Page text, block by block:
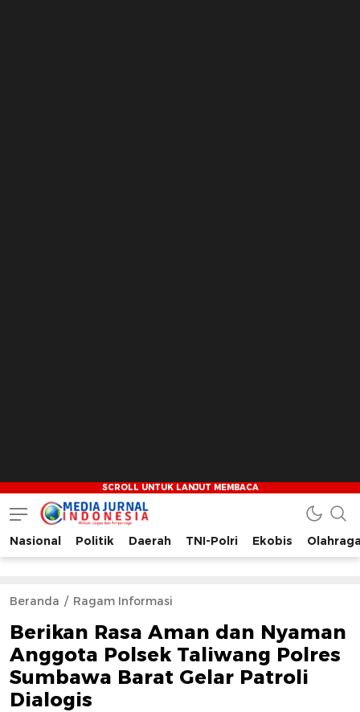
Media Jurnal Indonesia
Bersama Membangun Indonesia
Nasional Politik Daerah TNI-Polri Ekobis
Beranda Ragam Informasi
Berikan Rasa Aman dan Nyaman
Anggota Polsek Taliwang Polres
Sumbawa Barat Gelar Patroli
Dialogis